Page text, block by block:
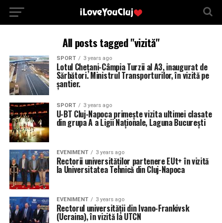
All posts tagged "vizită"
SPORT 3 years ago
Lotul Chețani-Câmpia Turzii al A3, inaugurat de
Sărbători. Ministrul Transporturilor, în vizită pe
șantier.
SPORT 3 years ago
U-BT Cluj-Napoca primește vizita ultimei clasate
din grupa A a Ligii Naționale, Laguna București
EVENIMENT 3 years ago
Rectorii universităților partenere EUt+ în vizită
la Universitatea Tehnică din Cluj-Napoca
EVENIMENT 3 years ago
Rectorul universității din Ivano-Frankivsk
(Ucraina), în vizită la UTCN